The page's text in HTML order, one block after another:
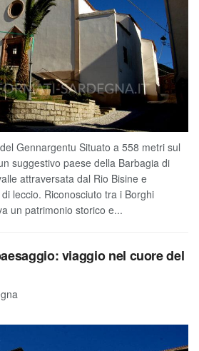
Gennargentu Situato a 558 metri sul
suggestivo paese della Barbagia di
attraversata dal Rio Bisine e
leccio. Riconosciuto tra i Borghi
un patrimonio storico e...
viaggio nel cuore del